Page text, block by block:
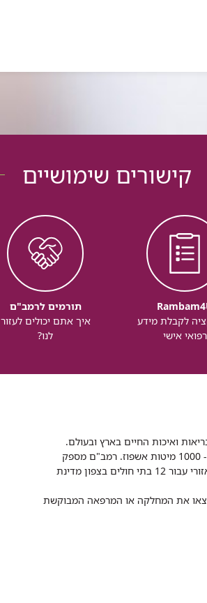
קישורים שימושיים
לקבלת מידע
רפואי אישי
תורמים לרמב"ם
איך אתם יכולים לעזור
לנו?
ואיכות החיים בארץ ובעולם.
רמב"ם הוא בית חולים ממשלתי אקדמי, המסונף לפקולטה לרפואה של הטכניון ומונה כ- 1000 מיטות אשפוז. רמב"ם מספק
שירותי רפואה לכ-2,700,000 תושבים, צה"ל וכוחות הביטחון, ומשמש כבית חולים על אזורי עבור 12 בתי חולים בצפון מדינת
מצאו את המחלקה או המרפאה המבוקשת